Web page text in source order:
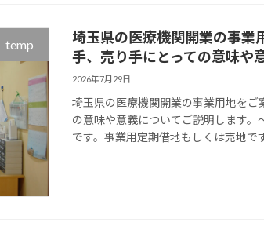
temp
埼玉県の医療機関開業の事業
手、売り手にとっての意味や
2026年7月29日
埼玉県の医療機関開業の事業用地をご
の意味や意義についてご説明します
です。事業用定期借地もしくは売地で